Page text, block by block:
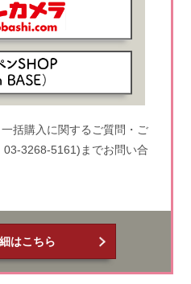
括購入に関するご質問・ご
3268-5161)までお問い合
はこちら